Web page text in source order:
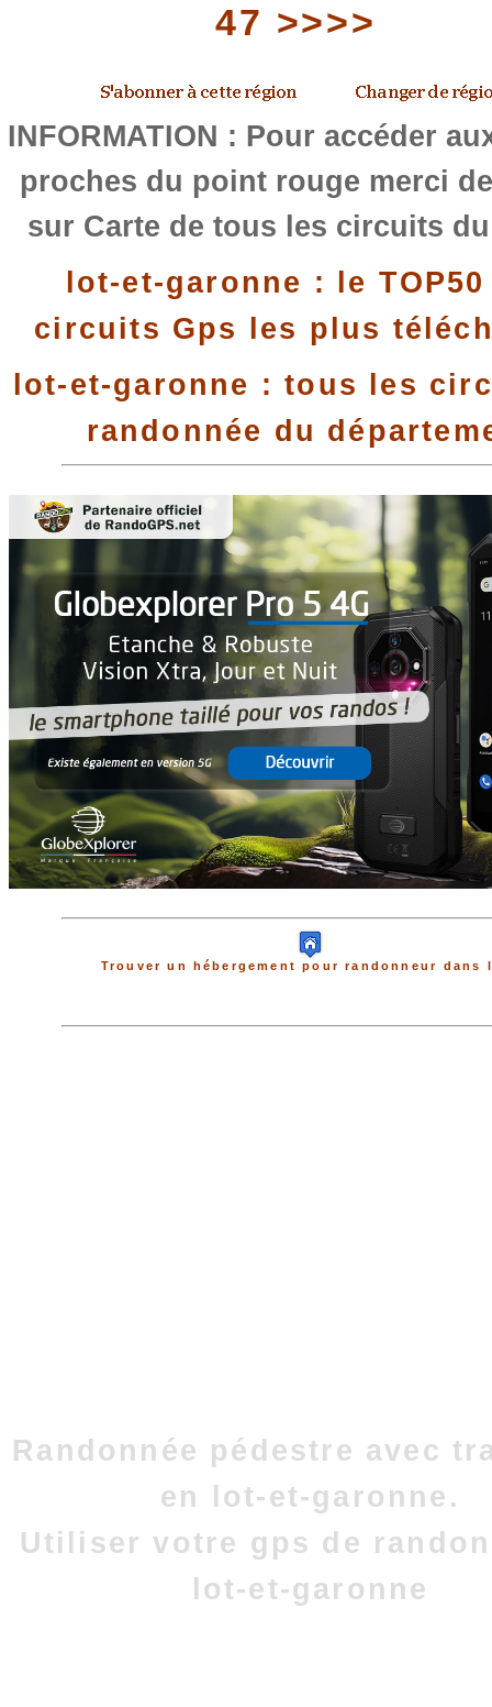
47 >>>>
INFORMATION : Pour accéder
proches du point rouge merci
sur Carte de tous les circuits du
lot-et-garonne : le
circuits Gps les plus
lot-et-garonne : tous les
randonnée du
Trouver un hébergement pour randonneur dans
Randonnée pédestre avec
en lot-et-garonne.
Utiliser votre gps de
lot-et-garonne